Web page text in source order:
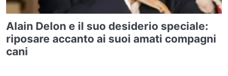
Alain Delon e il suo desiderio speciale:
riposare accanto ai suoi amati compagni
cani